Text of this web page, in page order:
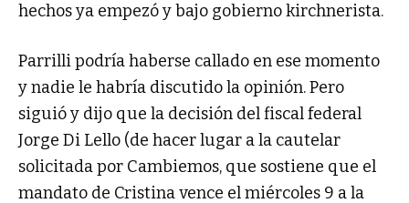
hechos ya empezó y bajo gobierno kirchnerista.
Parrilli podría haberse callado en ese momento
y nadie le habría discutido la opinión. Pero
siguió y dijo que la decisión del fiscal federal
Jorge Di Lello (de hacer lugar a la cautelar
solicitada por Cambiemos, que sostiene que el
mandato de Cristina vence el miércoles 9 a la